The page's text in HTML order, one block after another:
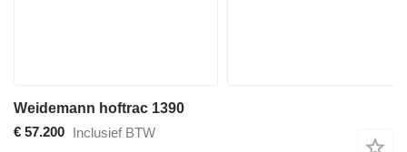
Weidemann hoftrac 1390
€ 57.200 Inclusief BTW